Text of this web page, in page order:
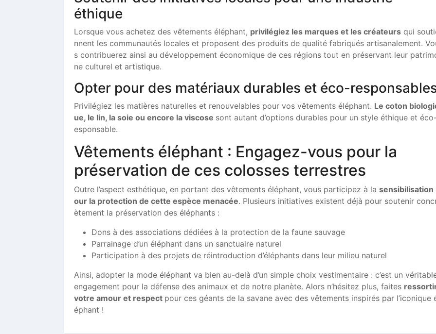
éthique
Lorsque vous achetez des vêtements éléphant, privilégiez les marques et les créateurs qui
nnent les communautés locales et proposent des produits de qualité fabriqués artisanalement.
s contribuerez ainsi au développement économique de ces régions tout en préservant leur
ne culturel et artistique.
Opter pour des matériaux durables et éco-
Privilégiez les matières naturelles et renouvelables pour vos vêtements éléphant. Le coton
ue, le lin, la soie ou encore la viscose sont autant d’options durables pour un style éthique et
esponsable.
Vêtements éléphant : Engagez-vous pour la
préservation de ces colosses terrestres
Outre l’aspect esthétique, en portant des vêtements éléphant, vous participez à la sensibilisation
our la protection de cette espèce menacée. Plusieurs initiatives existent déjà pour soutenir
ètement la préservation des éléphants :
Dons à des associations dédiées à la protection de la faune sauvage
Parrainage d’un éléphant dans un sanctuaire naturel
Participation à des projets de réintroduction d’éléphants dans leur milieu naturel
Ainsi, adopter la mode éléphant va bien au-delà d’un simple choix vestimentaire : c’est un
engagement pour la défense des animaux et de notre planète. Alors n’hésitez plus, faites
votre amour et respect pour ces géants de la savane avec des vêtements inspirés par l’iconique
éphant !